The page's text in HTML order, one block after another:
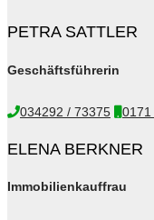
PETRA SATTLER
Geschäftsführerin
034292 / 73375 0171
ELENA BERKNER
Immobilienkauffrau